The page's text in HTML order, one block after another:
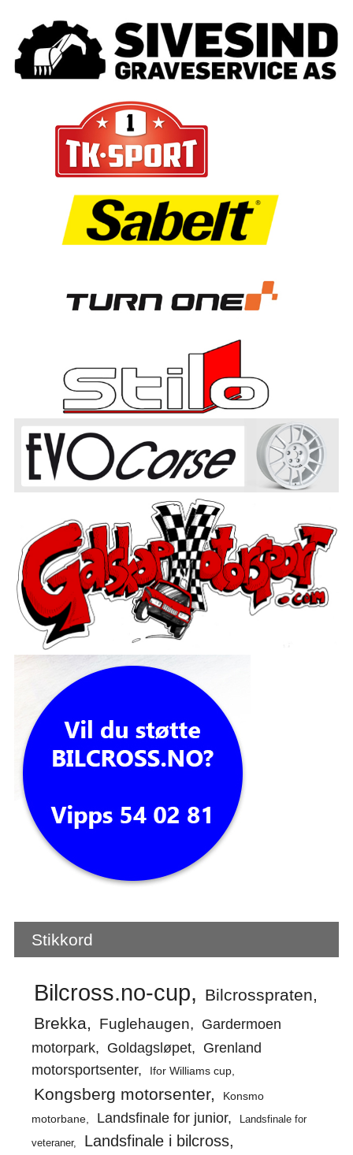
Stikkord
Bilcross.no-cup
Bilcrosspraten
Brekka
Fuglehaugen
Gardermoen
motorpark
Goldagsløpet
Grenland
motorsportsenter
Ifor Williams cup
Kongsberg motorsenter
Konsmo
motorbane
Landsfinale for junior
Landsfinale for
veteraner
Landsfinale i bilcross